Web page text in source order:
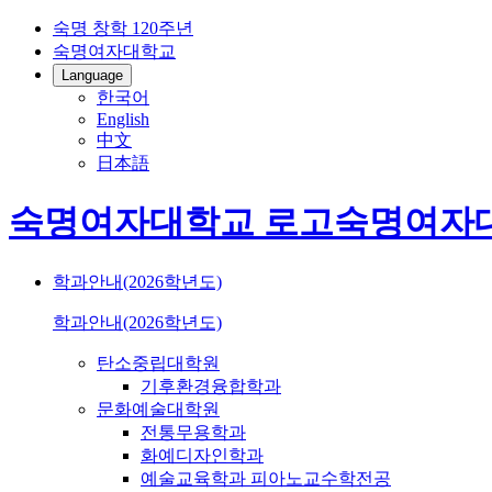
숙명 창학 120주년
숙명여자대학교
Language
한국어
English
中文
日本語
숙명여자대학교 로고숙명여자
학과안내(2026학년도)
학과안내(2026학년도)
탄소중립대학원
기후환경융합학과
문화예술대학원
전통무용학과
화예디자인학과
예술교육학과 피아노교수학전공